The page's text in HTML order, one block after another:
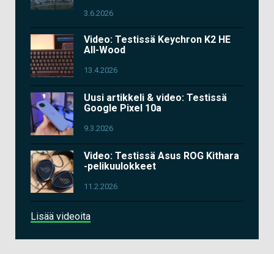
3.6.2026
Video: Testissä Keychron K2 HE
All-Wood
13.4.2026
Uusi artikkeli & video: Testissä
Google Pixel 10a
9.3.2026
Video: Testissä Asus ROG Kithara
-pelikuulokkeet
11.2.2026
Lisää videoita